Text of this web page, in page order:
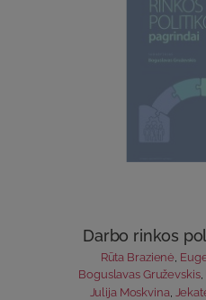
Darbo rinkos
Rūta Brazienė
Boguslavas Gruževskis,
Julija Moskvina